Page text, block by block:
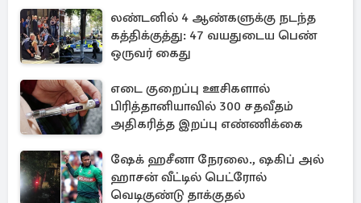
லண்டனில் 4 ஆண்களுக்கு நடந்த
கத்திக்குத்து: 47 வயதுடைய பெண்
ஒருவர் கைது
எடை குறைப்பு ஊசிகளால்
பிரித்தானியாவில் 300 சதவீதம்
அதிகரித்த இறப்பு எண்ணிக்கை
ஷேக் ஹசீனா நேரலை., ஷகிப் அல்
ஹாசன் வீட்டில் பெட்ரோல்
வெடிகுண்டு தாக்குதல்